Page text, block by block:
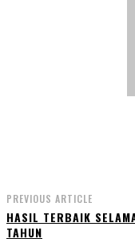
PREVIOUS ARTICLE
HASIL TERBAIK
TAHUN